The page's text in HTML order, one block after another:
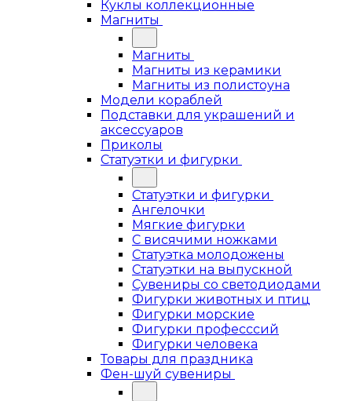
Куклы коллекционные
Магниты
Магниты
Магниты из керамики
Магниты из полистоуна
Модели кораблей
Подставки для украшений и
аксессуаров
Приколы
Статуэтки и фигурки
Статуэтки и фигурки
Ангелочки
Мягкие фигурки
С висячими ножками
Статуэтка молодожены
Статуэтки на выпускной
Сувениры со светодиодами
Фигурки животных и птиц
Фигурки морские
Фигурки професссий
Фигурки человека
Товары для праздника
Фен-шуй сувениры